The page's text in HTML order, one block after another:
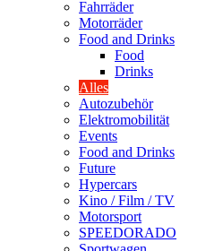
Fahrräder
Motorräder
Food and Drinks
Food
Drinks
Alles
Autozubehör
Elektromobilität
Events
Food and Drinks
Future
Hypercars
Kino / Film / TV
Motorsport
SPEEDORADO